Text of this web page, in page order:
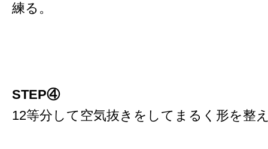
練る。
STEP④
12等分して空気抜きをしてまるく形を整